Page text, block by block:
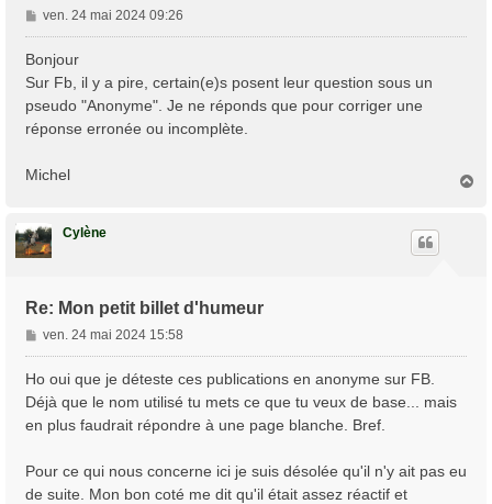
M
e
a
g
e
ven. 24 mai 2024 09:26
Bonjour
Sur Fb, il y a pire, certain(e)s posent leur question sous un
pseudo "Anonyme". Je ne réponds que pour corriger une
réponse erronée ou incomplète.
Michel
Cylène
Re: Mon petit billet d'humeur
M
e
a
g
ven. 24 mai 2024 15:58
Ho oui que je déteste ces publications en anonyme sur FB.
Déjà que le nom utilisé tu mets ce que tu veux de base... mais
en plus faudrait répondre à une page blanche. Bref.
Pour ce qui nous concerne ici je suis désolée qu'il n'y ait pas eu
de suite. Mon bon coté me dit qu'il était assez réactif et